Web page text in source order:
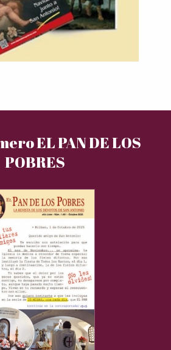
EL PAN DE LOS
POBRES